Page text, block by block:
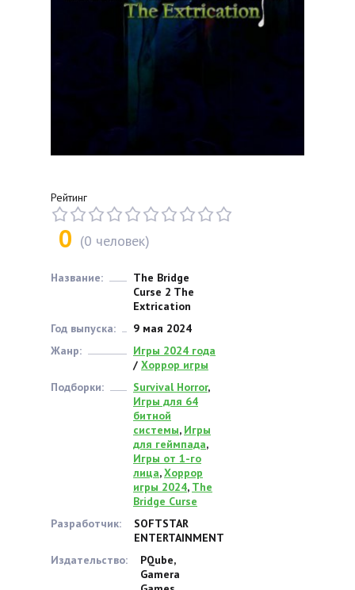
Рейтинг
0 (0 человек)
Название:
The Bridge
Curse 2 The
Extrication
Год выпуска:
9 мая 2024
Жанр:
Игры 2024 года
/ Хоррор игры
Подборки:
Survival Horror,
Игры для 64
битной
системы, Игры
для геймпада,
Игры от 1-го
лица,Хоррор
игры 2024, The
Bridge Curse
Разработчик:
SOFTSTAR
ENTERTAINMENT
Издательство:
PQube,
Gamera